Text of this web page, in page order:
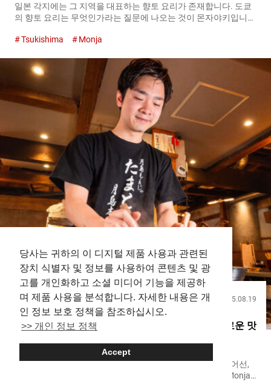
당사는 귀하의 이 디지털 제품 사용과 관련된
장치 식별자 및 정보를 사용하여 콘텐츠 및 광
고를 개인화하고 소셜 미디어 기능을 제공하
며 제품 사용을 분석합니다. 자세한 내용은 개
인 정보 보호 정책을 참조하십시오.
>> 개인 정보 정책
Accept
일본 각지에는 그 지역을 대표하는 향토 요리가 존재합니다. 도쿄
의 향토 요리는 무엇인가라는 질문에 나오는 것이 몬자야키입니
역에는 여러가지 규모의 약 ５０개의 몬자야키 전문점이 줄지어
게 중 하나가, １９５４년 창업한 『요시미야（Yoshimiya）』입
니다. 츠키시마를 대표하는 몬자야키 가게 『요시미야
（Yoshimiya）』 （앞쪽）『토쿠세이(특제) 몬자（Special
Monjayaki）』 １,４００엔（세금 포함）、（왼쪽 뒤）『토쿠
세이(특제) 시오(소금) 다레(소스) 몬자（Special Salt Sauce
Monjayaki）』 １,４００엔（세금 포함）、（오른쪽 뒤）『타
마고토(계란과) 치즈의 카레 몬자（Egg and Cheese Curry
Monjayaki）』１,４８０엔（세금 포함） 『요시미야
（Yoshimiya）』의 매력은, 창업 이래 변함없는 몬자야키를 맛볼
수 있는 곳입니다. 몬자야키의 발상지라고도 불리는 츠키시마에서
오랜 세월 영업을 이어온 『요시미야（Yoshimiya）』는, 몬자야
키를 이야기할 때 빼놓을 수 없는 명가입니다. 『요시미야
（Yoshimiya）』외관 가게를 운영하는 사람은 『요시미야
（Yoshimiya）』의 ３대째 주인인 무라타 타카오 씨입니다. 무라
타 씨의 할머니 대부터 이어져 온 『요시미야（Yoshimiya）』의
Tsukishima Monja
음식 2025.08.19
신경을 많이 쓴 몬자야키, 츠키시마에서 만나는 새로운 맛
【타마토야 츠키시마 본점】
약 ５００미터의 거리에 ５０개 이상의 몬자야키 가게가 늘어선,
도쿄도 주오구의 『츠키시마 몬자 스트리트（Tsukishima Monja